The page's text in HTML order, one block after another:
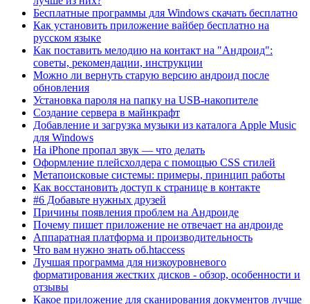
Бесплатные программы для Windows скачать бесплатно
Как установить приложение вайбер бесплатно на
русском языке
Как поставить мелодию на контакт на "Андроид":
советы, рекомендации, инструкции
Можно ли вернуть старую версию андроид после
обновления
Установка пароля на папку на USB-накопителе
Создание сервера в майнкрафт
Добавление и загрузка музыки из каталога Apple Music
для Windows
На iPhone пропал звук — что делать
Оформление плейсхолдера с помощью CSS стилей
Метапоисковые системы: примеры, принцип работы
Как восстановить доступ к странице в контакте
#6 Добавьте нужных друзей
Причины появления проблем на Андроиде
Почему пишет приложение не отвечает на андроиде
Аппаратная платформа и производительность
Что вам нужно знать об.htaccess
Лучшая программа для низкоуровневого
форматирования жестких дисков - обзор, особенности и
отзывы
Какое приложение для сканирования документов лучше